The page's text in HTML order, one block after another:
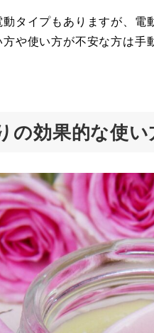
タイプもありますが、
や使い方が不安な方は
の効果的な使い